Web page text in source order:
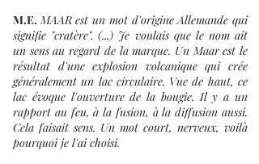
M.E. MAAR est un mot d'origine Allemande qui
signifie "cratère". (...) Je voulais que le nom ait
un sens au regard de la marque. Un Maar est le
résultat d'une explosion volcanique qui crée
généralement un lac circulaire. Vue de haut, ce
lac évoque l'ouverture de la bougie. Il y a un
rapport au feu, à la fusion, à la diffusion aussi.
Cela faisait sens. Un mot court, nerveux, voilà
pourquoi je l'ai choisi.